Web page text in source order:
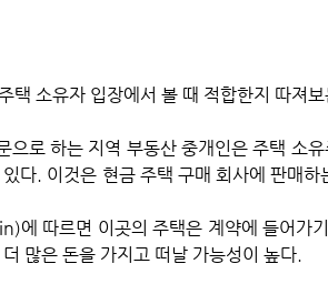
택 소유자 입장에서 볼 때 적합한지 따져
으로 하는 지역 부동산 중개인은 주택 소
다. 이것은 현금 주택 구매 회사에 판매
에 따르면 이곳의 주택은 계약에 들어가
많은 돈을 가지고 떠날 가능성이 높다.